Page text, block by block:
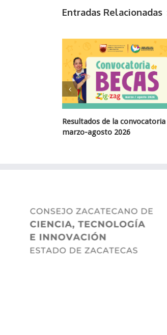
Entradas Relacionadas
de la convocatoria de nuevo ingreso